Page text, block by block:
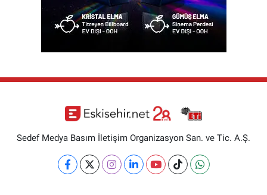
Sedef Medya Basım İletişim Organizasyon San. ve Tic. A.Ş.